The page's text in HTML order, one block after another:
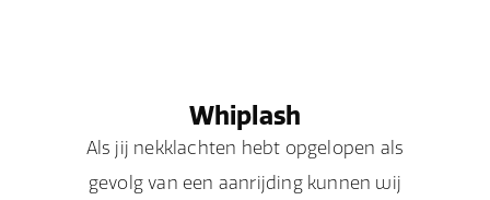
Whiplash
Als jij nekklachten hebt opgelopen als
gevolg van een aanrijding kunnen wij